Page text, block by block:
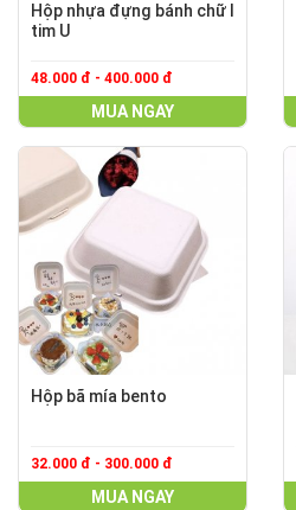
Hộp nhựa đựng bánh chữ I
tim U
48.000 đ - 400.000 đ
MUA NGAY
Hộp bã mía bento
32.000 đ - 300.000 đ
MUA NGAY